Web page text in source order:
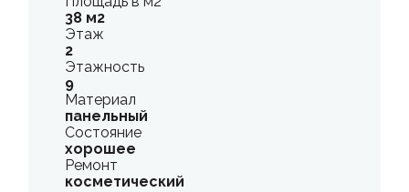
38 м2
Этаж
2
Этажность
9
Материал
панельный
Состояние
хорошее
Ремонт
косметический